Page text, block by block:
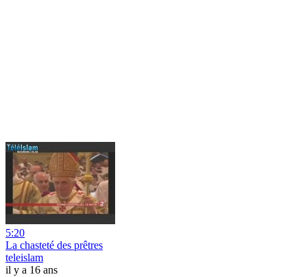
5:20
La chasteté des prêtres
teleislam
il y a 16 ans